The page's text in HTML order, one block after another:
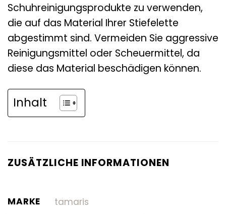
Schuhreinigungsprodukte zu verwenden,
die auf das Material Ihrer Stiefelette
abgestimmt sind. Vermeiden Sie aggressive
Reinigungsmittel oder Scheuermittel, da
diese das Material beschädigen können.
Inhalt
ZUSÄTZLICHE INFORMATIONEN
MARKE tamaris